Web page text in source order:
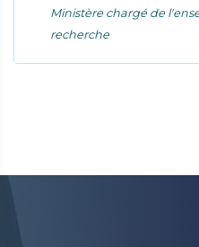
Ministère chargé de
recherche